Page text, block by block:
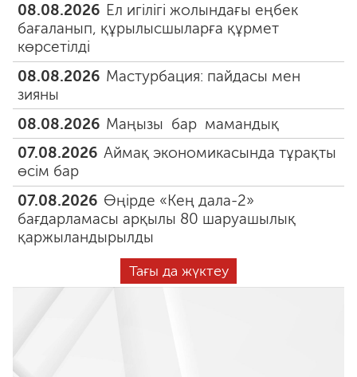
08.08.2026 Ел игілігі жолындағы еңбек
бағаланып, құрылысшыларға құрмет
көрсетілді
08.08.2026 Мастурбация: пайдасы мен
зияны
08.08.2026 Маңызы бар мамандық
07.08.2026 Аймақ экономикасында тұрақты
өсім бар
07.08.2026 Өңірде «Кең дала-2»
бағдарламасы арқылы 80 шаруашылық
қаржыландырылды
Тағы да жүктеу